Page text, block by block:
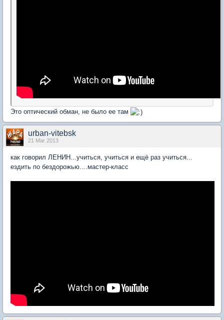
Это оптический обман, не было ее там
urban-vitebsk
21 Mar 2013
как говорил ЛЕНИН...учиться, учиться и ещё раз учиться...
ездить по бездорожью....мастер-класс